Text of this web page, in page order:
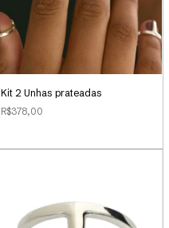
Kit 2 Unhas prateadas
R$378,00